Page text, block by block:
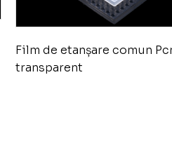
Film de etanșare comun
transparent